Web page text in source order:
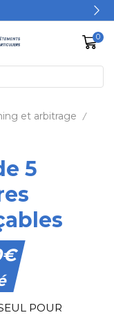
0
et arbitrage /
5
€
POUR